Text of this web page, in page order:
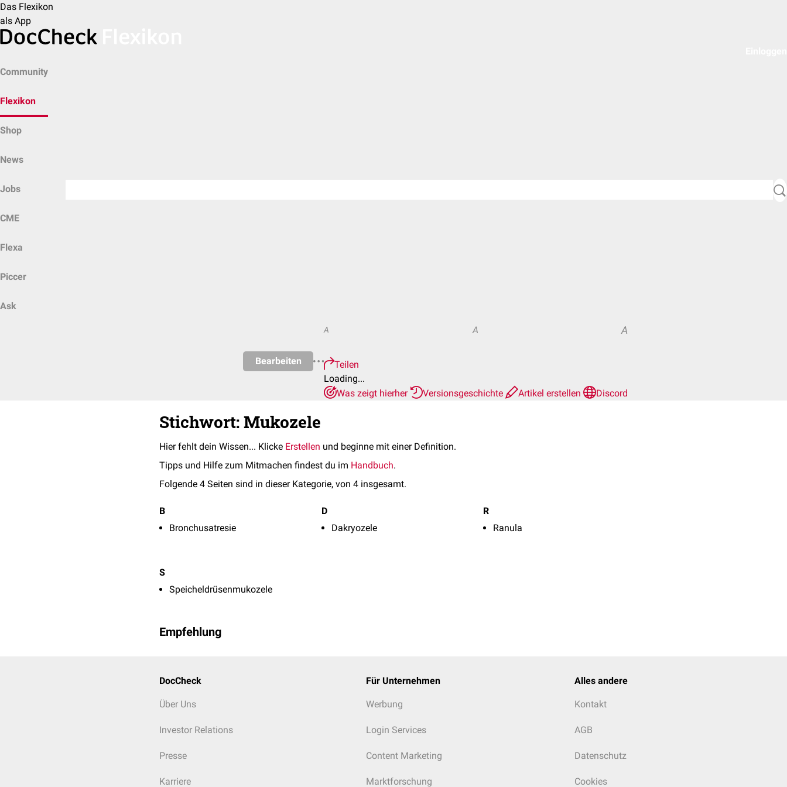
Das Flexikon
als App
Community
Flexikon
Shop
News
Jobs
CME
Flexa
Piccer
Ask
Bearbeiten
A A A
Teilen
Loading...
Was zeigt hierher
Versionsgeschichte Artikel erstellen Discord
Stichwort: Mukozele
Hier fehlt dein Wissen... Klicke Erstellen und beginne mit einer Definition.
Tipps und Hilfe zum Mitmachen findest du im Handbuch.
Folgende 4 Seiten sind in dieser Kategorie, von 4 insgesamt.
B
Bronchusatresie
D
Dakryozele
R
Ranula
S
Speicheldrüsenmukozele
Empfehlung
DocCheck
Über Uns
Investor Relations
Presse
Karriere
Für Unternehmen
Werbung
Login Services
Content Marketing
Marktforschung
Alles andere
Kontakt
AGB
Datenschutz
Cookies